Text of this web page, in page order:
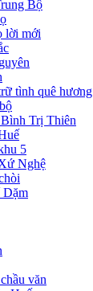
Bộ
lời mới
tình quê hương
Trị Thiên
5
Nghệ
văn